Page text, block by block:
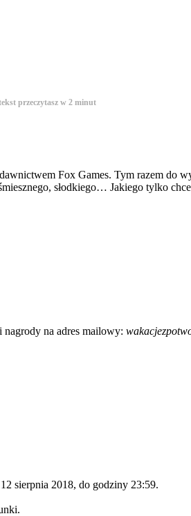
przeczytasz w 2 minut
Fox Games. Tym razem do
słodkiego… Jakiego tylko
nagrody na adres mailowy:
sierpnia 2018, do godziny 23:59.